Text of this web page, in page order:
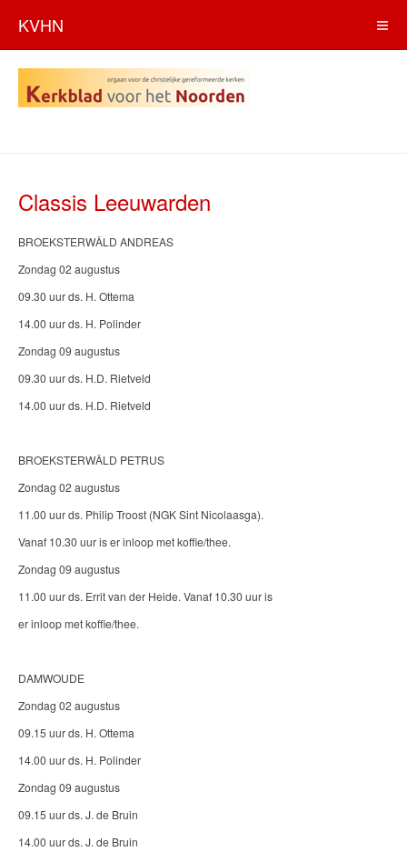
KVHN
Classis Leeuwarden
BROEKSTERWÂLD ANDREAS
Zondag 02 augustus
09.30 uur ds. H. Ottema
14.00 uur ds. H. Polinder
Zondag 09 augustus
09.30 uur ds. H.D. Rietveld
14.00 uur ds. H.D. Rietveld
BROEKSTERWÂLD PETRUS
Zondag 02 augustus
11.00 uur ds. Philip Troost (NGK Sint Nicolaasga).
Vanaf 10.30 uur is er inloop met koffie/thee.
Zondag 09 augustus
11.00 uur ds. Errit van der Heide. Vanaf 10.30 uur is
er inloop met koffie/thee.
DAMWOUDE
Zondag 02 augustus
09.15 uur ds. H. Ottema
14.00 uur ds. H. Polinder
Zondag 09 augustus
09.15 uur ds. J. de Bruin
14.00 uur ds. J. de Bruin